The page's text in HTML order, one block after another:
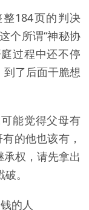
184页的判决
个所谓“神秘协
过程中还不停
了后面干脆想
能觉得父母有
的他也该有，
承权，请先拿出
。
的人